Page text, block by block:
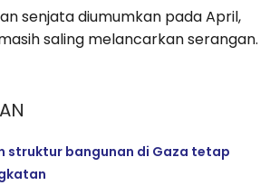
senjata diumumkan pada April,
saling melancarkan serangan.
struktur bangunan di Gaza tetap